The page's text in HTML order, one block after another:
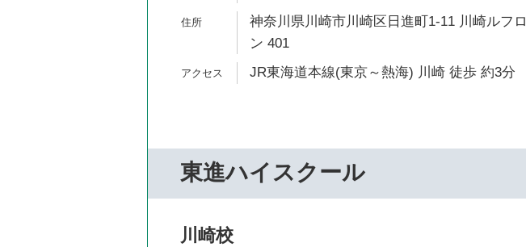
神奈川県川崎市川崎区日進町1-11 川崎ルフロ
ン 401
JR東海道本線(東京～熱海) 川崎 徒歩 約3分
東進ハイスクール
川崎校